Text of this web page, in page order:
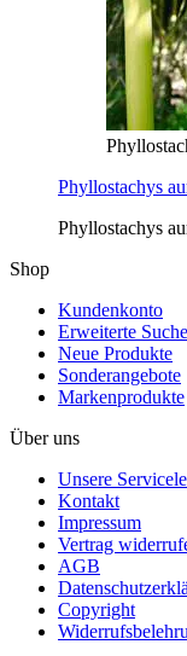
Phyllostachys
Phyllostachys
Shop
Kundenkonto
Erweiterte Suche
Neue Produkte
Sonderangebote
Markenprodukte
Über uns
Unsere
Kontakt
Impressum
Vertrag
AGB
Copyright